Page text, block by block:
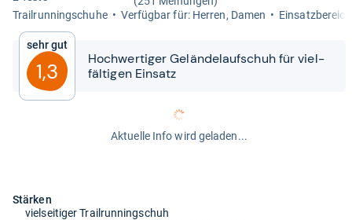
Trail­run­ning­schuhe
Ver­füg­bar für: Her­ren, Damen
Sehr gut
1,3
Hoch­wer­ti­ger Gelän­de­lauf­schuh für viel­
fäl­ti­gen Ein­satz
Aktuelle Info wird geladen...
Stärken
vielseitiger Trailrunningschuh